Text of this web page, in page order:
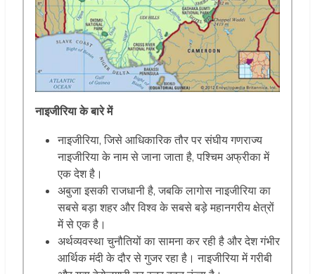
नाइजीरिया के बारे में
नाइजीरिया, जिसे आधिकारिक तौर पर संघीय गणराज्य
नाइजीरिया के नाम से जाना जाता है, पश्चिम अफ्रीका में
एक देश है।
अबुजा इसकी राजधानी है, जबकि लागोस नाइजीरिया का
सबसे बड़ा शहर और विश्व के सबसे बड़े महानगरीय क्षेत्रों
में से एक है।
अर्थव्यवस्था चुनौतियों का सामना कर रही है और देश गंभीर
आर्थिक मंदी के दौर से गुजर रहा है। नाइजीरिया में गरीबी